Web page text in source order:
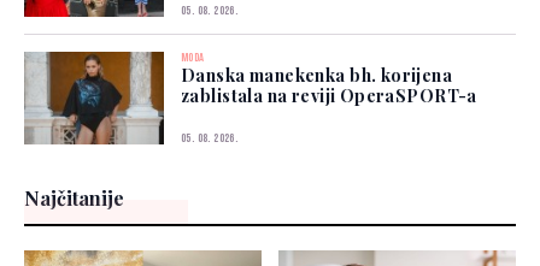
05. 08. 2026.
MODA
Danska manekenka bh. korijena
zablistala na reviji OperaSPORT-a
05. 08. 2026.
Najčitanije